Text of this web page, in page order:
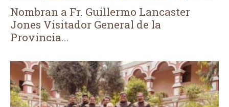
Nombran a Fr. Guillermo Lancaster
Jones Visitador General de la
Provincia...